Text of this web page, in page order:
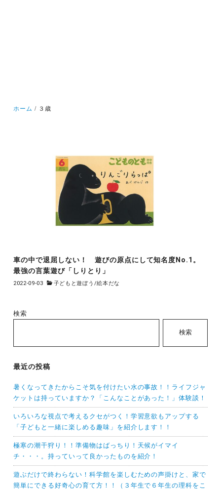
ホーム ３歳
車の中で退屈しない！ 遊びの原点にして知名度No.1。
最強の言葉遊び「しりとり」
2022-09-03 子どもと遊ぼう /絵本だな
検索
検索
最近の投稿
暑くなってきたからこそ気を付けたい水の事故！！ライフジャ
ケットは持っていますか？「こんなことがあった！」体験談！
いろいろな視点で考えるクセがつく！学習意欲もアップする
「子どもと一緒に楽しめる趣味」を紹介します！！
極寒の潮干狩り！！準備物はばっちり！天候がイマイ
チ・・・。持っていって良かったものを紹介！
遊ぶだけで終わらない！科学館を楽しむための声掛けと、家で
簡単にできる好奇心の育て方！！（３年生で６年生の理科をこ